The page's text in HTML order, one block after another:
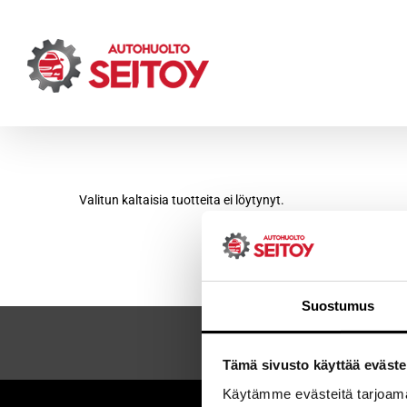
Suostumus
Tämä sivusto käyttää
Käytämme evästeitä
content
Valitun kaltaisia tuotteita ei löytynyt.